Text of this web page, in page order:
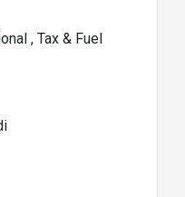
, Tax & Fuel